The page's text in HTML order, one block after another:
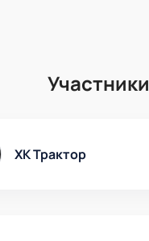
Участники
ХК Трактор